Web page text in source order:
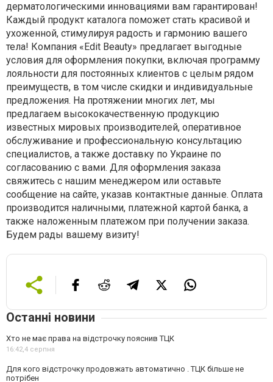
дерматологическими инновациями вам гарантирован!
Каждый продукт каталога поможет стать красивой и
ухоженной, стимулируя радость и гармонию вашего
тела! Компания «Edit Beauty» предлагает выгодные
условия для оформления покупки, включая программу
лояльности для постоянных клиентов с целым рядом
преимуществ, в том числе скидки и индивидуальные
предложения. На протяжении многих лет, мы
предлагаем высококачественную продукцию
известных мировых производителей, оперативное
обслуживание и профессиональную консультацию
специалистов, а также доставку по Украине по
согласованию с вами. Для оформления заказа
свяжитесь с нашим менеджером или оставьте
сообщение на сайте, указав контактные данные. Оплата
производится наличными, платежной картой банка, а
также наложенным платежом при получении заказа.
Будем рады вашему визиту!
Останні новини
Хто не має права на відстрочку пояснив ТЦК
16:42,4 серпня
Для кого відстрочку продовжать автоматично . ТЦК більше не
потрібен